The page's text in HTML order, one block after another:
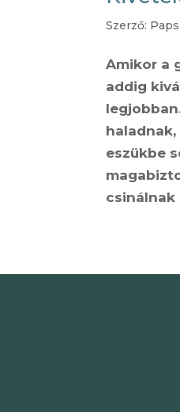
Szerző:
Amikor a
addig
eszükbe
csinálnak